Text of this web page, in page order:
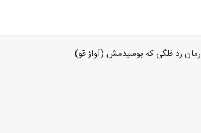
رمان رد فلگی که بوسیدمش (آواز قو)